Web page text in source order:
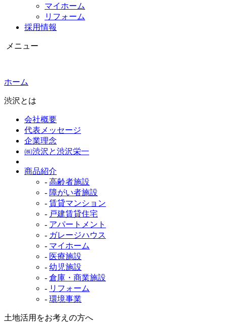
マイホーム
リフォーム
採用情報
メニュー
ホーム
渋沢とは
会社概要
代表メッセージ
企業理念
㈱渋沢と渋沢栄一
商品紹介
- 高齢者施設
- 障がい者施設
- 賃貸マンション
- 戸建賃貸住宅
- アパートメント
- ガレージハウス
- マイホーム
- 医療施設
- 幼児施設
- 倉庫・商業施設
- リフォーム
- 環境事業
土地活用をお考えの方へ